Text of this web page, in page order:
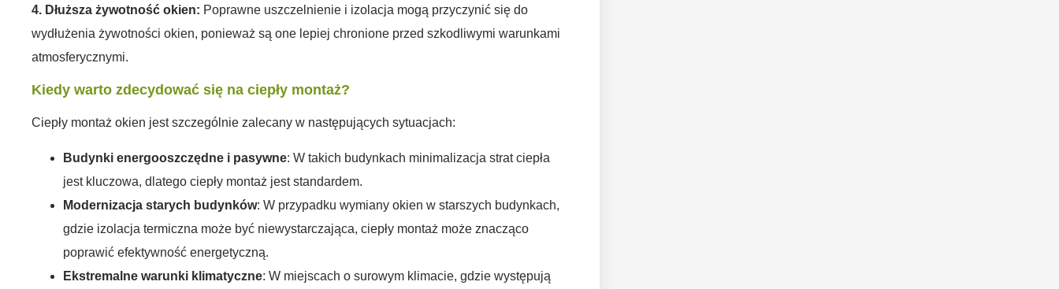
4. Dłuższa żywotność okien: Poprawne uszczelnienie i izolacja mogą przyczynić się do
wydłużenia żywotności okien, ponieważ są one lepiej chronione przed szkodliwymi warunkami
atmosferycznymi.
Kiedy warto zdecydować się na ciepły montaż?
Ciepły montaż okien jest szczególnie zalecany w następujących sytuacjach:
Budynki energooszczędne i pasywne: W takich budynkach minimalizacja strat ciepła
jest kluczowa, dlatego ciepły montaż jest standardem.
Modernizacja starych budynków: W przypadku wymiany okien w starszych budynkach,
gdzie izolacja termiczna może być niewystarczająca, ciepły montaż może znacząco
poprawić efektywność energetyczną.
Ekstremalne warunki klimatyczne: W miejscach o surowym klimacie, gdzie występują